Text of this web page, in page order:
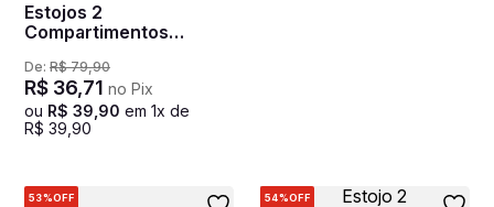
Estojos 2
Compartimentos
Gang Rosa - Pink
De: R$ 79,90
R$ 36,71 no Pix
ou R$ 39,90 em 1x de
R$ 39,90
53%OFF 54%OFF